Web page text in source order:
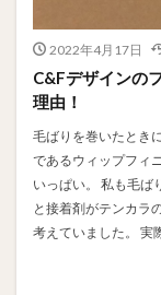
2022年4月17日
C&Fデザインの
理由！
毛ばりを巻いたとき
であるウィップフィ
いっぱい。 私も毛ば
と接着剤がテンカラ
考えていました。 実